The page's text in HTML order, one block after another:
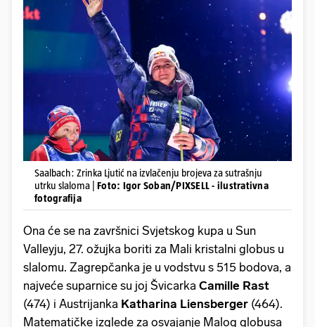
Saalbach: Zrinka Ljutić na izvlačenju brojeva za sutrašnju
utrku slaloma | Foto: Igor Soban/PIXSELL - ilustrativna
fotografija
Ona će se na završnici Svjetskog kupa u Sun
Valleyju, 27. ožujka boriti za Mali kristalni globus u
slalomu. Zagrepčanka je u vodstvu s 515 bodova, a
najveće suparnice su joj Švicarka Camille Rast
(474) i Austrijanka Katharina Liensberger (464).
Matematičke izglede za osvajanje Malog globusa